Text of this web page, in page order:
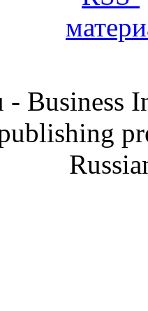
- Business